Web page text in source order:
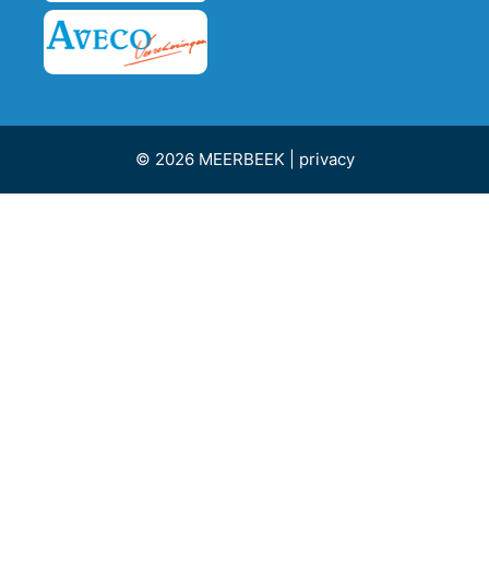
© 2026 MEERBEEK | privacy